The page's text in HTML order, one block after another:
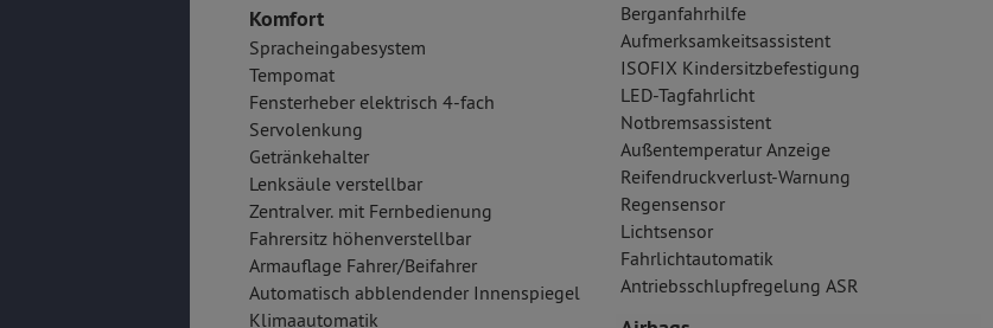
Komfort
Spracheingabesystem
Tempomat
Fensterheber elektrisch 4-fach
Servolenkung
Getränkehalter
Lenksäule verstellbar
Zentralver. mit Fernbedienung
Fahrersitz höhenverstellbar
Armauflage Fahrer/Beifahrer
Automatisch abblendender Innenspiegel
Klimaautomatik
Berganfahrhilfe
Aufmerksamkeitsassistent
ISOFIX Kindersitzbefestigung
LED-Tagfahrlicht
Notbremsassistent
Außentemperatur Anzeige
Reifendruckverlust-Warnung
Regensensor
Lichtsensor
Fahrlichtautomatik
Antriebsschlupfregelung ASR